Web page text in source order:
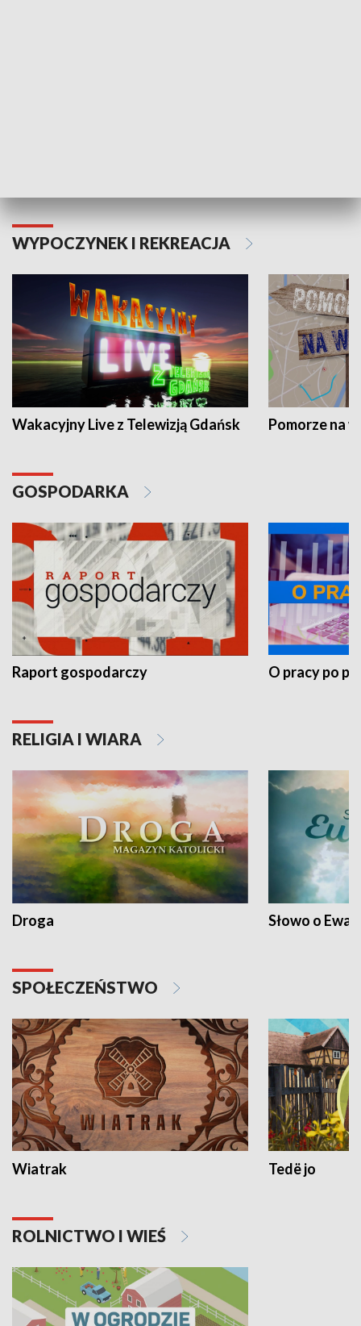
WYPOCZYNEK I REKREACJA
Wakacyjny Live z Telewizją Gdańsk Pomorze na
GOSPODARKA
Raport gospodarczy O pracy po
RELIGIA I WIARA
Droga Słowo o
SPOŁECZEŃSTWO
Wiatrak Tedë jo
ROLNICTWO I WIEŚ